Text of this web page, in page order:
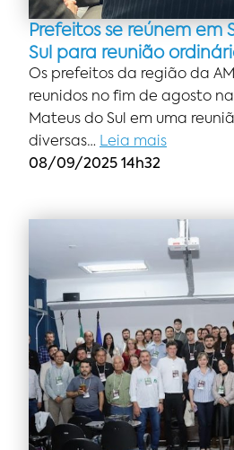
Prefeitos se reúnem em
Sul para reunião
Os prefeitos da região da
reunidos no fim de agosto
Mateus do Sul em uma
diversas… Leia mais
08/09/2025 14h32